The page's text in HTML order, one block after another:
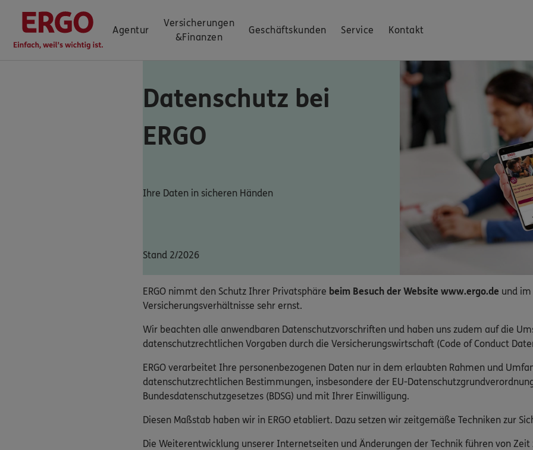
Agentur
Versicherungen
&Finanzen
Geschäftskunden Service Kontakt
Datenschutz bei
ERGO
Ihre Daten in sicheren Händen
Stand 2/2026
ERGO nimmt den Schutz Ihrer Privatsphäre beim Besuch der Website www.ergo.de und
Versicherungsverhältnisse sehr ernst.
Wir beachten alle anwendbaren Datenschutzvorschriften und haben uns zudem auf die
datenschutzrechtlichen Vorgaben durch die Versicherungswirtschaft (Code of Conduct
ERGO verarbeitet Ihre personenbezogenen Daten nur in dem erlaubten Rahmen und
datenschutzrechtlichen Bestimmungen, insbesondere der EU-Datenschutzgrundverordnung
Bundesdatenschutzgesetzes (BDSG) und mit Ihrer Einwilligung.
Diesen Maßstab haben wir in ERGO etabliert. Dazu setzen wir zeitgemäße Techniken zur
Die Weiterentwicklung unserer Internetseiten und Änderungen der Technik führen von Zeit